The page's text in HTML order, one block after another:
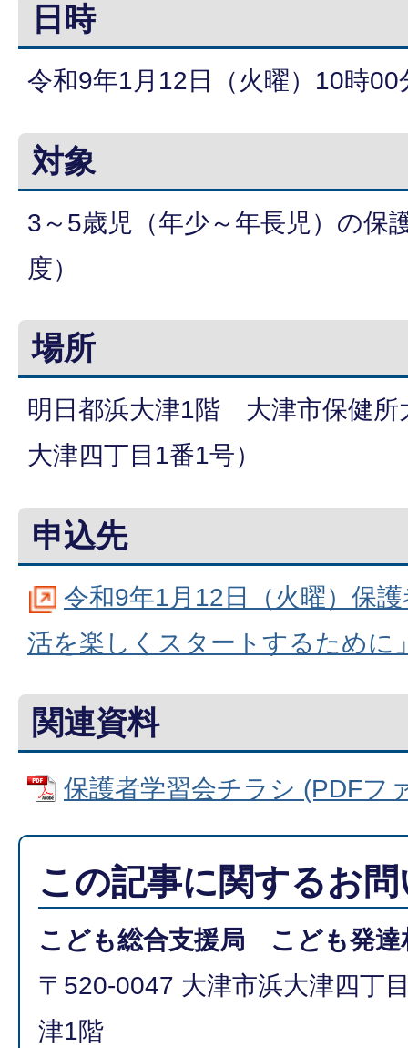
日時
令和9年1月12日（火曜）10時00
対象
3～5歳児（年少～年長児）の
度）
場所
明日都浜大津1階 大津市保健
大津四丁目1番1号）
申込先
令和9年1月12日（火曜）保
活を楽しくスタートするために
関連資料
保護者学習会チラシ (PDFフ
この記事に関するお
こども総合支援局 こども発達
〒520-0047 大津市浜大津四丁
津1階